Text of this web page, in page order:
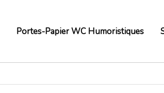
Portes-Papier WC Humoristiques